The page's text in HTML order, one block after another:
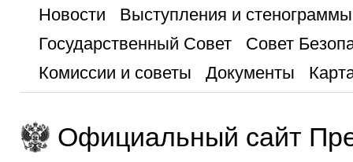
Новости
Выступления и стенограммы
Государственный Совет
Совет
Комиссии и советы
Документы
Официальный сайт